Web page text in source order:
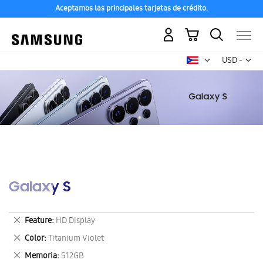
Aceptamos las principales tarjetas de crédito.
USD -
dólar
Mi carrito
Galaxy S
Feature HD Display
Eliminar
este
artículo
Color Titanium Violet
Eliminar
este
Memoria 512GB
Eliminar